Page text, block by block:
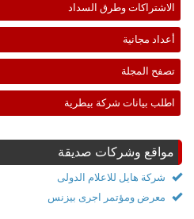
الاشتراكات وطرق السداد
أعداد مجانية
تصفح المجلة
اطلب بيانات شركة بيطرية
مواقع وشركات صديقة
شركة هايل للاعلام الدولى
معرض ومؤتمر اجرى بيزنس